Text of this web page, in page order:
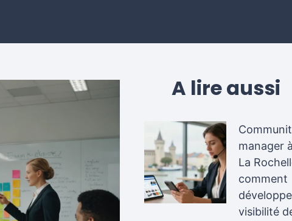
A lire aussi
manager à
La
comment
visibilité